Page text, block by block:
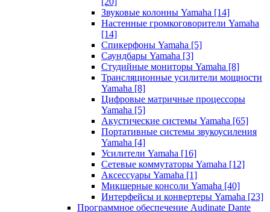
Звуковые колонны Yamaha [14]
Настенные громкоговорители Yamaha
[14]
Спикерфоны Yamaha [5]
Саундбары Yamaha [3]
Студийные мониторы Yamaha [8]
Трансляционные усилители мощности
Yamaha [8]
Цифровые матричные процессоры
Yamaha [5]
Акустические системы Yamaha [65]
Портативные системы звукоусиления
Yamaha [4]
Усилители Yamaha [16]
Сетевые коммутаторы Yamaha [12]
Аксессуары Yamaha [1]
Микшерные консоли Yamaha [40]
Интерфейсы и конвертеры Yamaha [23]
Программное обеспечение Audinate Dante